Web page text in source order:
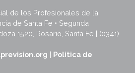
de los Profesionales de la
de Santa Fe • Segunda
1520, Rosario, Santa Fe | (0341)
| Politica de